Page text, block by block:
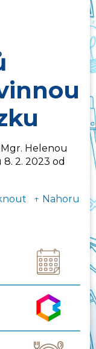
Helenou
2. 2023 od
↑ Nahoru